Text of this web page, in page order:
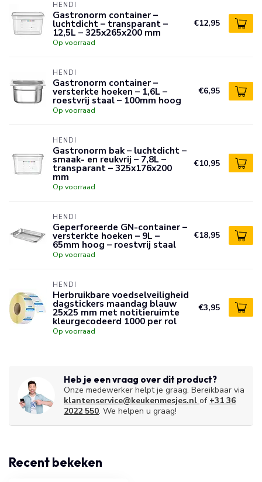
HENDI
Gastronorm container –
luchtdicht – transparant –
12,5L – 325x265x200 mm
Op voorraad
€12,95
HENDI
Gastronorm container –
versterkte hoeken – 1,6L –
roestvrij staal – 100mm hoog
Op voorraad
€6,95
HENDI
Gastronorm bak – luchtdicht –
smaak- en reukvrij – 7,8L –
transparant – 325x176x200
mm
Op voorraad
€10,95
HENDI
Geperforeerde GN-container –
versterkte hoeken – 9L –
65mm hoog – roestvrij staal
Op voorraad
€18,95
HENDI
Herbruikbare voedselveiligheid
dagstickers maandag blauw
25x25 mm met notitieruimte
kleurgecodeerd 1000 per rol
Op voorraad
€3,95
Heb je een vraag over dit product?
Onze medewerker helpt je graag. Bereikbaar via
klantenservice@keukenmesjes.nl of +31 36
2022 550. We helpen u graag!
Recent bekeken